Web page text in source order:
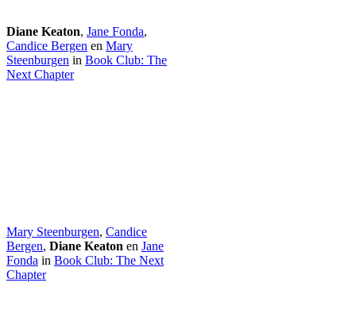
Diane Keaton, Jane Fonda,
Candice Bergen en Mary
Steenburgen in Book Club: The
Next Chapter
Mary Steenburgen, Candice
Bergen, Diane Keaton en Jane
Fonda in Book Club: The Next
Chapter